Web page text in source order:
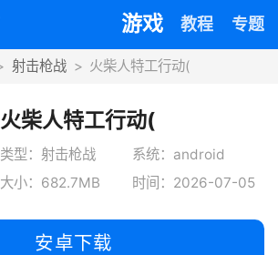
游戏 教程 专题
射击枪战 火柴人特工行动(
火柴人特工行动(
类型：射击枪战
系统：android
大小：682.7MB
时间：2026-07-05
安卓下载